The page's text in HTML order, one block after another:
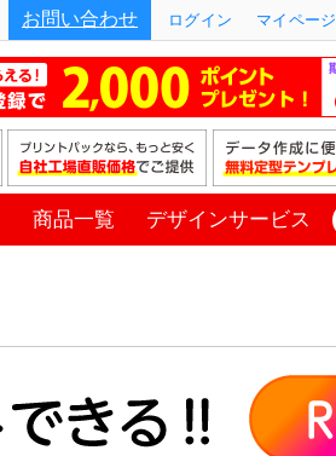
お問い合わせ ログイン マイページ
商品一覧 デザインサービス